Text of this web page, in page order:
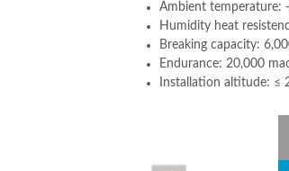
Ambient temperature:
Humidity heat
Breaking capacity:
Endurance: 20,000
Installation altitude: ≤